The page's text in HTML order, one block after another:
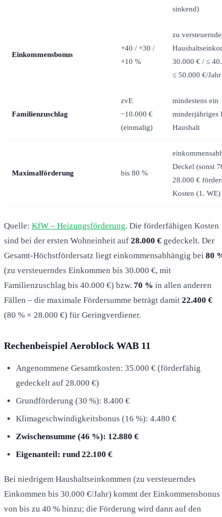
sinkend)
Einkommensbonus
+40 / +30 /
+10 %
zu
30.000 € / ≤
≤ 50.000 €/Jahr
Familienzuschlag
zvE
−10.000 €
(einmalig)
mindestens ein
minderjähriges
Haushalt
Maximalförderung bis 80 %
Deckel (sonst
28.000 €
Kosten (1. WE)
Quelle: KfW – Heizungsförderung. Die förderfähigen Kosten
sind bei der ersten Wohneinheit auf 28.000 € gedeckelt. Der
Gesamt-Höchstfördersatz liegt einkommensabhängig bei 80
(zu versteuerndes Einkommen bis 30.000 €, mit
Familienzuschlag bis 40.000 €) bzw. 70 % in allen anderen
Fällen – die maximale Fördersumme beträgt damit 22.400 €
(80 % × 28.000 €) für Geringverdiener.
Rechenbeispiel Aeroblock WAB 11
Angenommene Gesamtkosten: 35.000 € (förderfähig
gedeckelt auf 28.000 €)
Grundförderung (30 %): 8.400 €
Klimageschwindigkeitsbonus (16 %): 4.480 €
Zwischensumme (46 %): 12.880 €
Eigenanteil: rund 22.100 €
Bei niedrigem Haushaltseinkommen (zu versteuerndes
Einkommen bis 30.000 €/Jahr) kommt der Einkommensbonus
von bis zu 40 % hinzu; die Förderung wird dann auf den